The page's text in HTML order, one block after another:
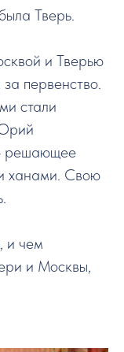
Тверь.
и Тверью
первенство.
стали
решающее
ханами. Свою
и чем
и Москвы,